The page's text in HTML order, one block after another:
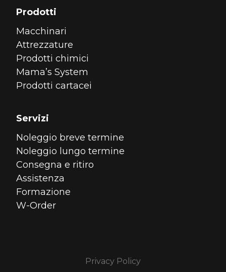
Prodotti
Macchinari
Attrezzature
Prodotti chimici
Mama’s System
Prodotti cartacei
Servizi
Noleggio breve termine
Noleggio lungo termine
Consegna e ritiro
Assistenza
Formazione
W-Order
Privacy Policy